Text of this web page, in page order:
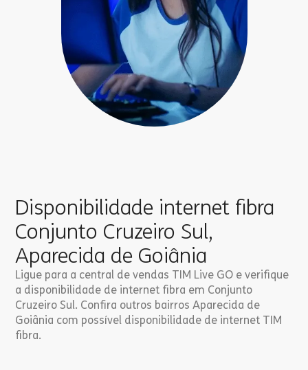
Disponibilidade internet fibra
Conjunto Cruzeiro Sul,
Aparecida de Goiânia
Ligue para a central de vendas TIM Live GO e verifique
a disponibilidade de internet fibra em Conjunto
Cruzeiro Sul. Confira outros bairros Aparecida de
Goiânia com possível disponibilidade de internet TIM
fibra.